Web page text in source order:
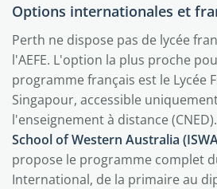
Options internationales et
Perth ne dispose pas de lycée
l'AEFE. L'option la plus proche
programme français est le Lycée
Singapour, accessible
l'enseignement à distance
School of Western Australia
propose le programme complet
International, de la primaire au